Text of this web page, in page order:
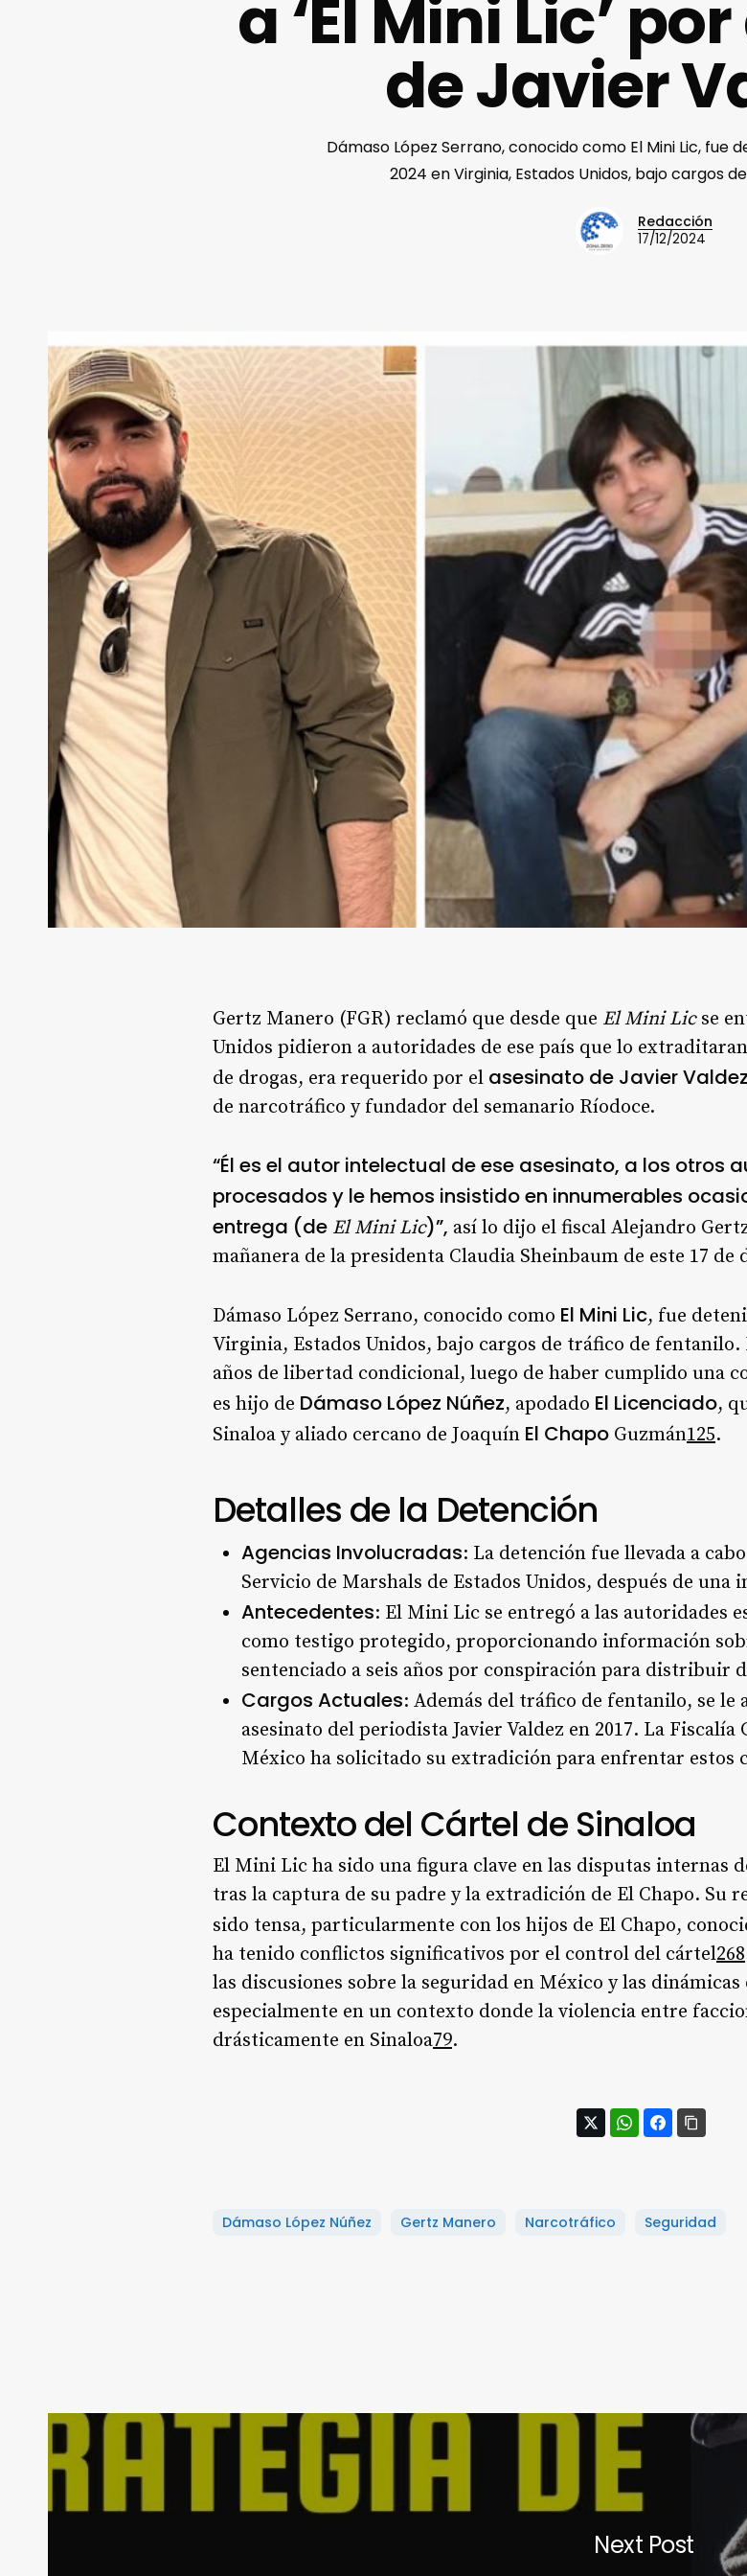
a ‘El Mini Lic’
de Javier
Dámaso López Serrano, conocido como El Mini Lic, fue
2024 en Virginia, Estados Unidos, bajo cargos
Redacción
17/12/2024
Gertz Manero (FGR) reclamó que desde que El Mini Licse
Unidos pidieron a autoridades de ese país que lo
de drogas, era requerido por el asesinato de Javier Valdez
de narcotráfico y fundador del semanario Ríodoce.
“Él es el autor intelectual de ese asesinato, a los otros
procesados y le hemos insistido en innumerables
entrega (de El Mini Lic)”, así lo dijo el fiscal Alejandro
mañanera de la presidenta Claudia Sheinbaum de este 17 de
Dámaso López Serrano, conocido como El Mini Lic, fue
Virginia, Estados Unidos, bajo cargos de tráfico de
años de libertad condicional, luego de haber cumplido una
es hijo de Dámaso López Núñez, apodado El Licenciado,
Sinaloa y aliado cercano de Joaquín El Chapo Guzmán125.
Detalles de la Detención
Agencias Involucradas: La detención fue llevada a
Servicio de Marshals de Estados Unidos, después de una
Antecedentes: El Mini Lic se entregó a las autoridades
como testigo protegido, proporcionando información
sentenciado a seis años por conspiración para distribuir
Cargos Actuales: Además del tráfico de fentanilo, se
asesinato del periodista Javier Valdez en 2017. La Fiscalía
México ha solicitado su extradición para enfrentar estos
Contexto del Cártel de Sinaloa
El Mini Lic ha sido una figura clave en las disputas internas
tras la captura de su padre y la extradición de El Chapo. Su
sido tensa, particularmente con los hijos de El Chapo,
ha tenido conflictos significativos por el control del cártel268
las discusiones sobre la seguridad en México y las
especialmente en un contexto donde la violencia entre
drásticamente en Sinaloa79.
Dámaso López Núñez Gertz Manero Narcotráfico Seguridad
Next Post